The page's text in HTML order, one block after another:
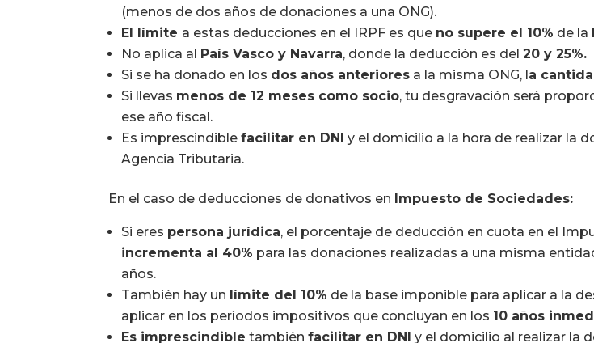
(menos de dos años de donaciones a una ONG).
El límite a estas deducciones en el IRPF es que no supere el 10% de la
No aplica al
País Vasco y Navarra, donde la deducción es del20 y 25%.
Si se ha donado en los dos años anteriores a la misma ONG, l a
Si llevas menos de 12 meses como socio, tu desgravación será
ese año fiscal.
Es imprescindiblefacilitar en DNI
y el domicilio a la hora de realizar la
Agencia Tributaria.
En el caso de deducciones de donativos en Impuesto de Sociedades:
Si eres persona jurídica, el porcentaje de deducción en cuota en el
incrementa al 40% para las donaciones realizadas a una misma
años.
También hay un límite del 10% de la base imponible para aplicar a la
aplicar en los períodos impositivos que concluyan en los 10 años
Es imprescindible tambiénfacilitar en DNI y el domicilio al realizar la